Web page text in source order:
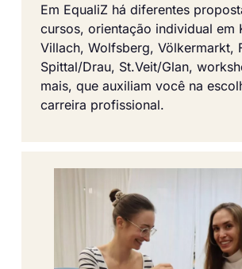
Em EqualiZ há diferentes
cursos, orientação individual em
Villach, Wolfsberg, Völkermarkt,
Spittal/Drau, St.Veit/Glan,
mais, que auxiliam você na
carreira profissional.